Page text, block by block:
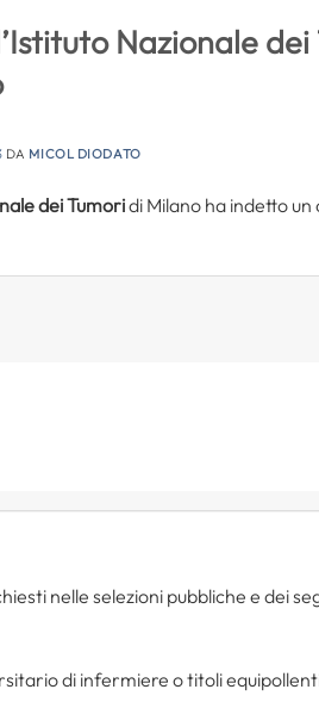
Nazionale dei
DA MICOL DIODATO
dei Tumoridi Milano ha indetto
nelle selezioni pubbliche e dei
di infermiere o titoli